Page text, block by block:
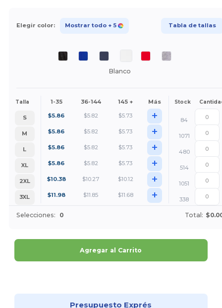
Elegir color: Mostrar todo + 5 Tabla de tallas
Blanco
Talla 1-35 36-144 145 + Más Stock
S $5.86 $5.82 $5.73 +
84
M
$5.86 $5.82 $5.73 +
1071
L
$5.86 $5.82 $5.73 +
480
XL
$5.86 $5.82 $5.73 +
514
2XL
$10.38 $10.27 $10.12 +
1051
3XL
$11.98 $11.85 $11.68 + 338
Selecciones: 0 Total:
Agregar al Carrito
Presupuesto Exprés